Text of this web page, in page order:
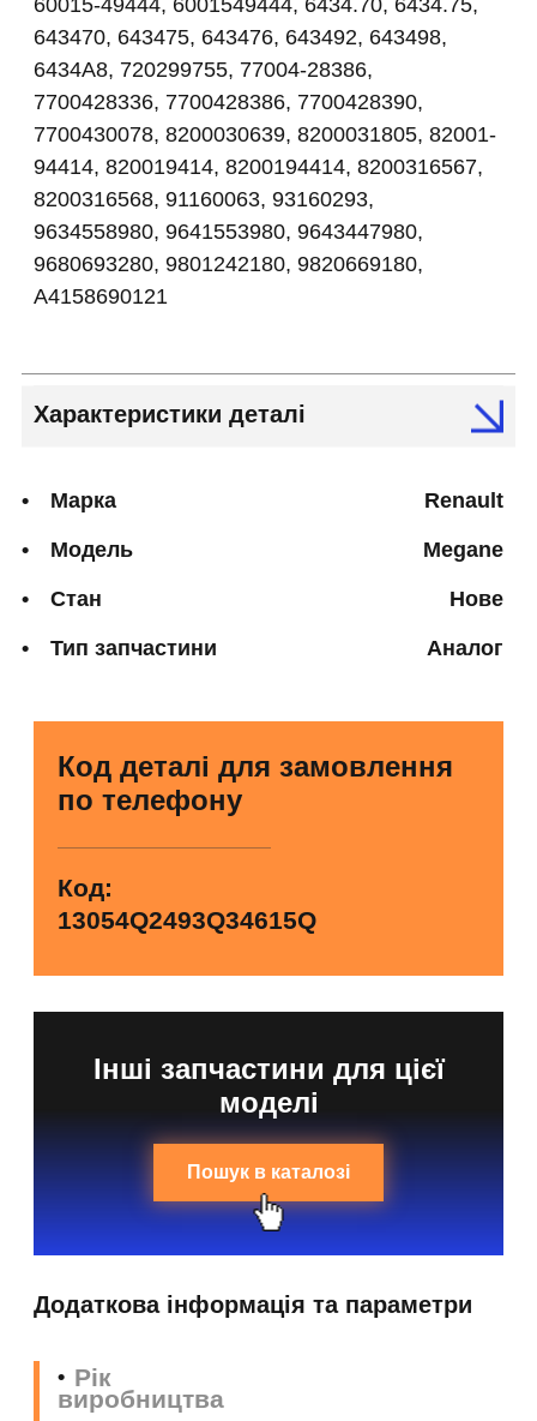
60015-49444, 6001549444, 6434.70, 6434.75,
643470, 643475, 643476, 643492, 643498,
6434A8, 720299755, 77004-28386,
7700428336, 7700428386, 7700428390,
7700430078, 8200030639, 8200031805, 82001-
94414, 820019414, 8200194414, 8200316567,
8200316568, 91160063, 93160293,
9634558980, 9641553980, 9643447980,
9680693280, 9801242180, 9820669180,
A4158690121
Характеристики деталі
Марка Renault
Модель Megane
Стан Нове
Тип запчастини Аналог
Код деталі для замовлення
по телефону
Код:
13054Q2493Q34615Q
Інші запчастини для цієї
моделі
Пошук в каталозі
Додаткова інформація та параметри
Рік
виробництва